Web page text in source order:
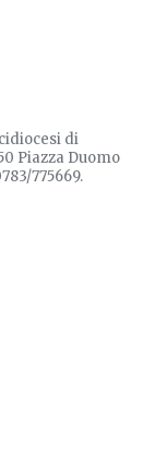
di
Piazza Duomo
775669.